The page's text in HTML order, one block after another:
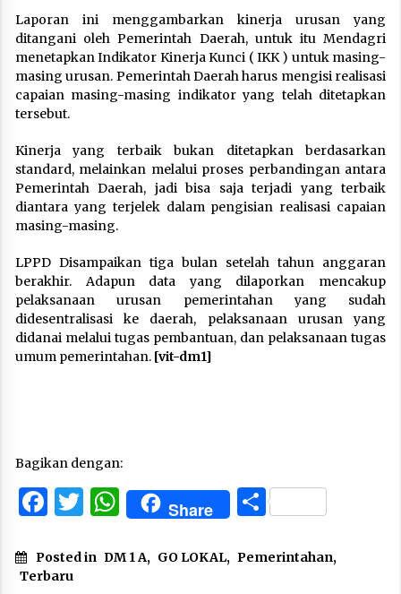
Laporan ini menggambarkan kinerja urusan yang
ditangani oleh Pemerintah Daerah, untuk itu Mendagri
menetapkan Indikator Kinerja Kunci ( IKK ) untuk masing-
masing urusan. Pemerintah Daerah harus mengisi realisasi
capaian masing-masing indikator yang telah ditetapkan
tersebut.
Kinerja yang terbaik bukan ditetapkan berdasarkan
standard, melainkan melalui proses perbandingan antara
Pemerintah Daerah, jadi bisa saja terjadi yang terbaik
diantara yang terjelek dalam pengisian realisasi capaian
masing-masing.
LPPD Disampaikan tiga bulan setelah tahun anggaran
berakhir. Adapun data yang dilaporkan mencakup
pelaksanaan urusan pemerintahan yang sudah
didesentralisasi ke daerah, pelaksanaan urusan yang
didanai melalui tugas pembantuan, dan pelaksanaan tugas
umum pemerintahan. [vit-dm1]
Bagikan dengan:
Facebook
Twitter
WhatsApp
Share Share
Posted in DM 1 A, GO LOKAL, Pemerintahan,
Terbaru